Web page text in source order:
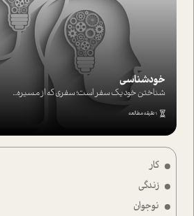
کار
زندگی
نوجوان
خودشناسی
شناختن خود یک سفر است؛ سفری که از مسیره...
1 دقیقه مطالعه